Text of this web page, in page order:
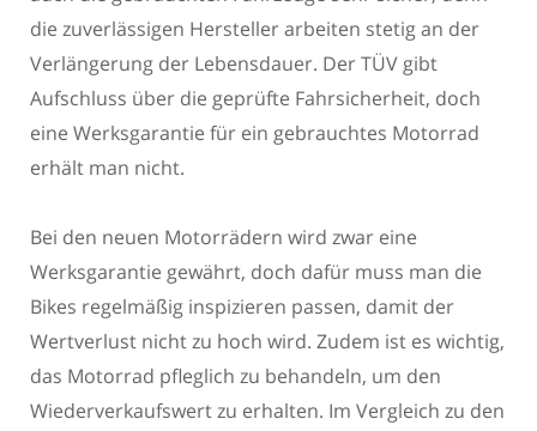
die zuverlässigen Hersteller arbeiten stetig an der
Verlängerung der Lebensdauer. Der TÜV gibt
Aufschluss über die geprüfte Fahrsicherheit, doch
eine Werksgarantie für ein gebrauchtes Motorrad
erhält man nicht.
Bei den neuen Motorrädern wird zwar eine
Werksgarantie gewährt, doch dafür muss man die
Bikes regelmäßig inspizieren passen, damit der
Wertverlust nicht zu hoch wird. Zudem ist es wichtig,
das Motorrad pfleglich zu behandeln, um den
Wiederverkaufswert zu erhalten. Im Vergleich zu den